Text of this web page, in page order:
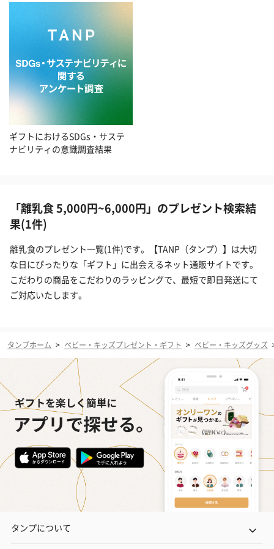
ギフトにおけるSDGs・サステ
ナビリティの意識調査結果
「離乳食 5,000円~6,000円」のプレゼント検索結
果(1件)
離乳食のプレゼント一覧(1件)です。【TANP（タンプ）】は大切
な日にぴったりな「ギフト」に出会えるネット通販サイトです。
こだわりの商品をこだわりのラッピングで、最短で即日発送にて
ご対応いたします。
タンプホーム > ベビー・キッズプレゼント・ギフト > ベビー・キッズグッズ
タンプについて